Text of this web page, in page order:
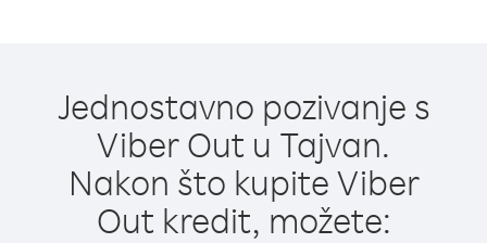
Jednostavno pozivanje s
Viber Out u Tajvan.
Nakon što kupite Viber
Out kredit, možete: